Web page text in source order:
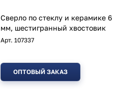
Сверло по стеклу и керамике 6
мм, шестигранный хвостовик
Арт. 107337
ОПТОВЫЙ ЗАКАЗ